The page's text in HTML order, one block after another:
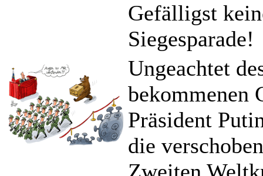
Gefälligst
Siegesparade!
Ungeachtet
bekommenen
Präsident
die